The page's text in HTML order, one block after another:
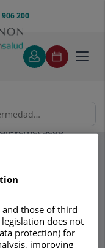
200
Vernet Sedo
Gil-
those of third
does not
protection) for
improving